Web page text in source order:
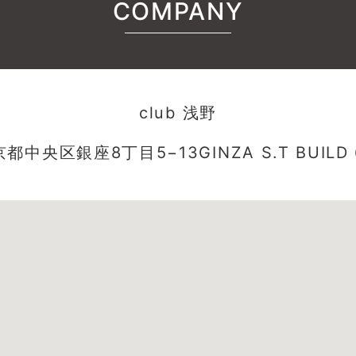
COMPANY
club 浅野
都中央区銀座8丁目5−13GINZA S.T BUILD